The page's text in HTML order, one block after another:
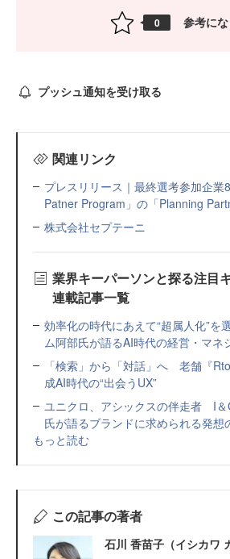
0 参考に
プッシュ通知を受け取る
関連リンク
プレスリリース｜最終選考参加企業
Patner Program」の「Planning
株式会社セプテーニ
業界キーパーソンと探る注目
連載記事一覧
効率化の時代にあえて“超属人化”
ム阿部氏が語るAI時代の経営・マネ
「検索」から「対話」へ 老舗『
成AI時代の“出会うUX”
ユニクロ、アシックスの伴走者 I＆
氏が語るブランドに求められる発想
もっと読む
この記事の著者
石川 香苗子（イシカワ